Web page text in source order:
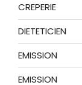
CREPERIE
DIETETICIEN
EMISSION
EMISSION